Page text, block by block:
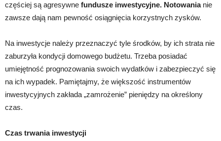
częściej są agresywne fundusze inwestycyjne. Notowanianie
zawsze dają nam pewność osiągnięcia korzystnych zysków.
Na inwestycje należy przeznaczyć tyle środków, by ich strata nie
zaburzyła kondycji domowego budżetu. Trzeba posiadać
umiejętność prognozowania swoich wydatków i zabezpieczyć się
na ich wypadek. Pamiętajmy, że większość instrumentów
inwestycyjnych zakłada „zamrożenie” pieniędzy na określony
czas.
Czas trwania inwestycji